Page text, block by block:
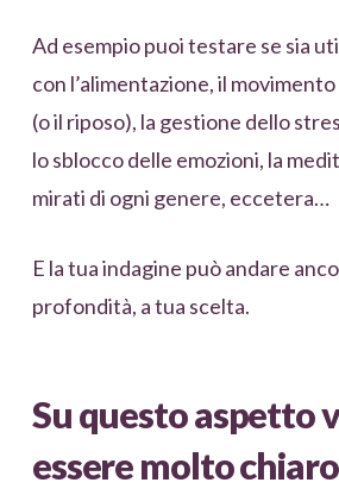
Ad esempio puoi testare se sia
con l’alimentazione, il
(o il riposo), la gestione dello
lo sblocco delle emozioni, la
mirati di ogni genere, eccetera…
E la tua indagine può andare
profondità, a tua scelta.
Su questo aspetto
essere molto chiaro